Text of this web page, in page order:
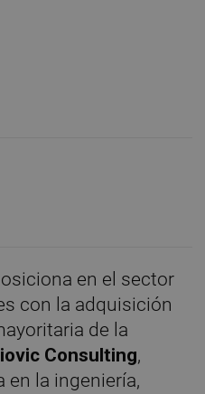
en el sector
con la adquisición
de la
Consulting,
en la ingeniería,